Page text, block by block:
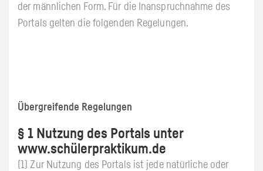
der männlichen Form. Für die Inanspruchnahme des
Portals gelten die folgenden Regelungen.
Übergreifende Regelungen
§ 1 Nutzung des Portals unter
www.schülerpraktikum.de
(1) Zur Nutzung des Portals ist jede natürliche oder